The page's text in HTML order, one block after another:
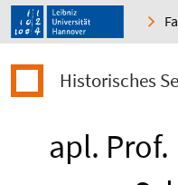
Historisches
apl. Prof.